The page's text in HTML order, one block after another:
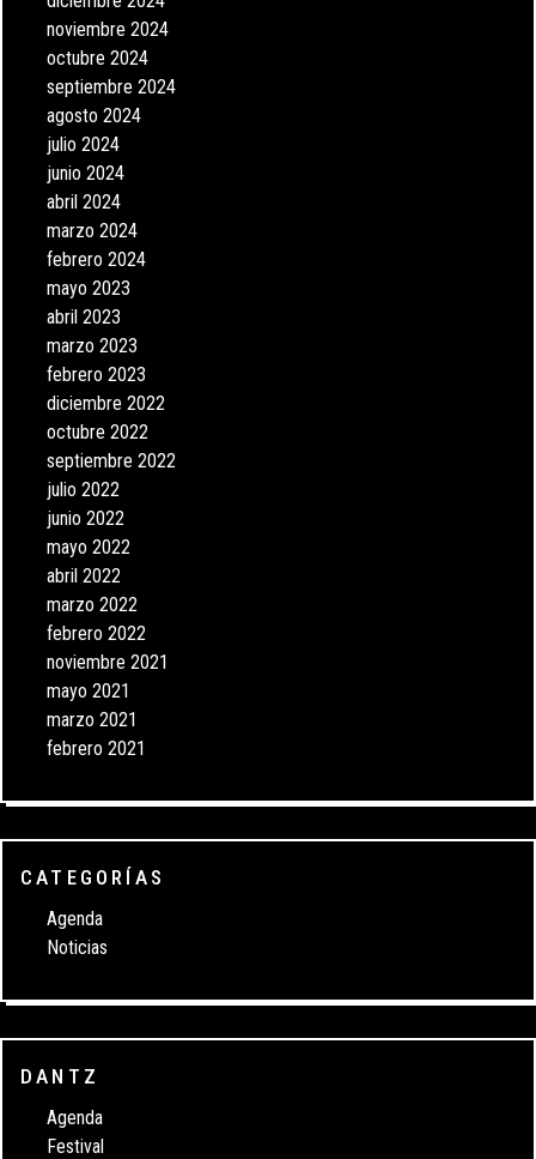
noviembre 2024
octubre 2024
septiembre 2024
agosto 2024
julio 2024
junio 2024
abril 2024
marzo 2024
febrero 2024
mayo 2023
abril 2023
marzo 2023
febrero 2023
diciembre 2022
octubre 2022
septiembre 2022
julio 2022
junio 2022
mayo 2022
abril 2022
marzo 2022
febrero 2022
noviembre 2021
mayo 2021
marzo 2021
febrero 2021
CATEGORÍAS
Agenda
Noticias
DANTZ
Agenda
Festival